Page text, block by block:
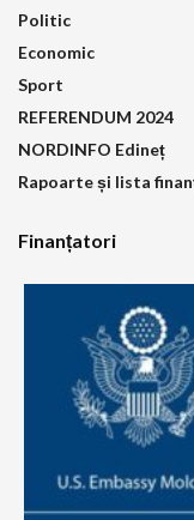
Politic
Economic
Sport
REFERENDUM 2024
NORDINFO Edineț
Rapoarte și lista
Finanțatori